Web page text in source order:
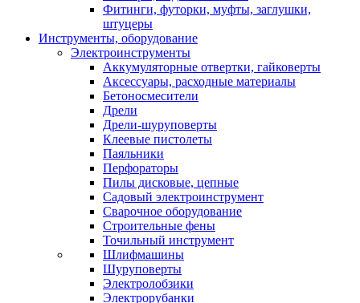
Фитинги, футорки, муфты, заглушки,
штуцеры
Инструменты, оборудование
Электроинструменты
Аккумуляторные отвертки, гайковерты
Аксессуары, расходные материалы
Бетоносмесители
Дрели
Дрели-шуруповерты
Клеевые пистолеты
Паяльники
Перфораторы
Пилы дисковые, цепные
Садовый электроинструмент
Сварочное оборудование
Строительные фены
Точильный инструмент
Шлифмашины
Шуруповерты
Электролобзики
Электрорубанки